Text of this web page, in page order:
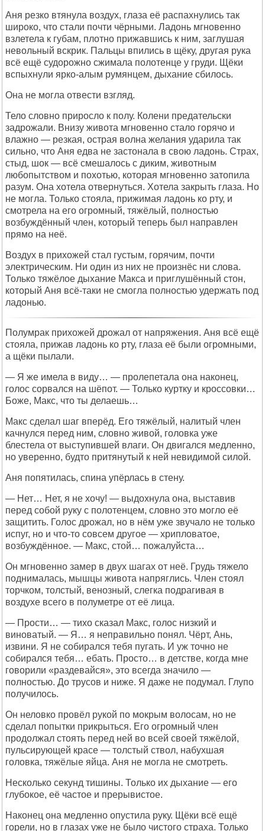
Аня резко втянула воздух, глаза её распахнулись так
широко, что стали почти чёрными. Ладонь мгновенно
взлетела к губам, плотно прижавшись к ним, заглушая
невольный вскрик. Пальцы впились в щёку, другая рука
всё ещё судорожно сжимала полотенце у груди. Щёки
вспыхнули ярко-алым румянцем, дыхание сбилось.
Она не могла отвести взгляд.
Тело словно приросло к полу. Колени предательски
задрожали. Внизу живота мгновенно стало горячо и
влажно — резкая, острая волна желания ударила так
сильно, что Аня едва не застонала в свою ладонь. Страх,
стыд, шок — всё смешалось с диким, животным
любопытством и похотью, которая мгновенно затопила
разум. Она хотела отвернуться. Хотела закрыть глаза. Но
не могла. Только стояла, прижимая ладонь ко рту, и
смотрела на его огромный, тяжёлый, полностью
возбуждённый член, который теперь был направлен
прямо на неё.
Воздух в прихожей стал густым, горячим, почти
электрическим. Ни один из них не произнёс ни слова.
Только тяжёлое дыхание Макса и приглушённый стон,
который Аня всё-таки не смогла полностью удержать под
ладонью.
Полумрак прихожей дрожал от напряжения. Аня всё ещё
стояла, прижав ладонь ко рту, глаза её были огромными,
а щёки пылали.
— Я же имела в виду… — пролепетала она наконец,
голос сорвался на шёпот. — Только куртку и кроссовки…
Боже, Макс, что ты делаешь…
Макс сделал шаг вперёд. Его тяжёлый, налитый член
качнулся перед ним, словно живой, головка уже
блестела от выступившей влаги. Он двигался медленно,
но уверенно, будто притянутый к ней невидимой силой.
Аня попятилась, спина упёрлась в стену.
— Нет… Нет, я не хочу! — выдохнула она, выставив
перед собой руку с полотенцем, словно это могло её
защитить. Голос дрожал, но в нём уже звучало не только
испуг, но и что-то совсем другое — хрипловатое,
возбуждённое. — Макс, стой… пожалуйста…
Он мгновенно замер в двух шагах от неё. Грудь тяжело
поднималась, мышцы живота напряглись. Член стоял
торчком, толстый, венозный, слегка подрагивая в
воздухе всего в полуметре от её лица.
— Прости… — тихо сказал Макс, голос низкий и
виноватый. — Я… я неправильно понял. Чёрт, Ань,
извини. Я не собирался тебя пугать. И уж точно не
собирался тебя… ебать. Просто… в детстве, когда мне
говорили «раздевайся», это всегда значило —
полностью. До трусов и ниже. Я даже не подумал. Глупо
получилось.
Он неловко провёл рукой по мокрым волосам, но не
сделал попытки прикрыться. Его огромный член
продолжал стоять перед ней во всей своей тяжёлой,
пульсирующей красе — толстый ствол, набухшая
головка, тяжёлые яйца. Аня не могла не смотреть.
Несколько секунд тишины. Только их дыхание — его
глубокое, её частое и прерывистое.
Наконец она медленно опустила руку. Щёки всё ещё
горели, но в глазах уже не было чистого страха. Только